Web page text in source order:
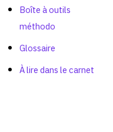
Boîte à outils
méthodo
Glossaire
À lire dans le carnet